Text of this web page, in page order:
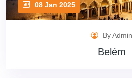
08 Jan 2025
By Admin
Belém